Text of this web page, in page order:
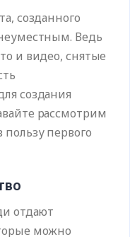
созданного
Ведь
и видео, снятые
создания
рассмотрим
первого
отдают
можно